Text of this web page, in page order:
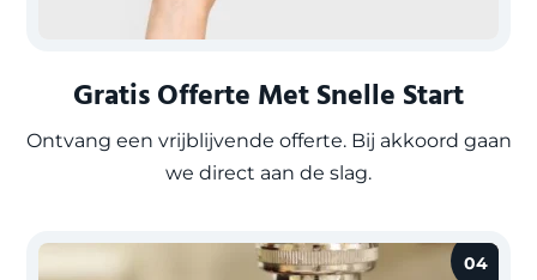
Gratis Offerte Met Snelle Start
Ontvang een vrijblijvende offerte. Bij akkoord gaan
we direct aan de slag.
04